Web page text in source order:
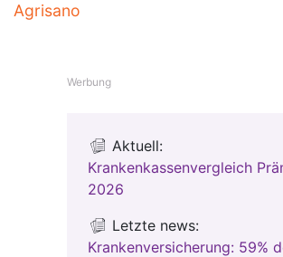
Agrisano
Werbung
Aktuell:
Krankenkassenvergleich
2026
Letzte news:
Krankenversicherung: 59%